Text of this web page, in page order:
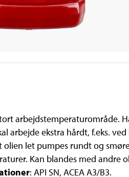
arbejdstemperaturområde.
arbejde ekstra hårdt, f.eks.
let pumpes rundt og
Kan blandes med andre
: API SN, ACEA A3/B3.